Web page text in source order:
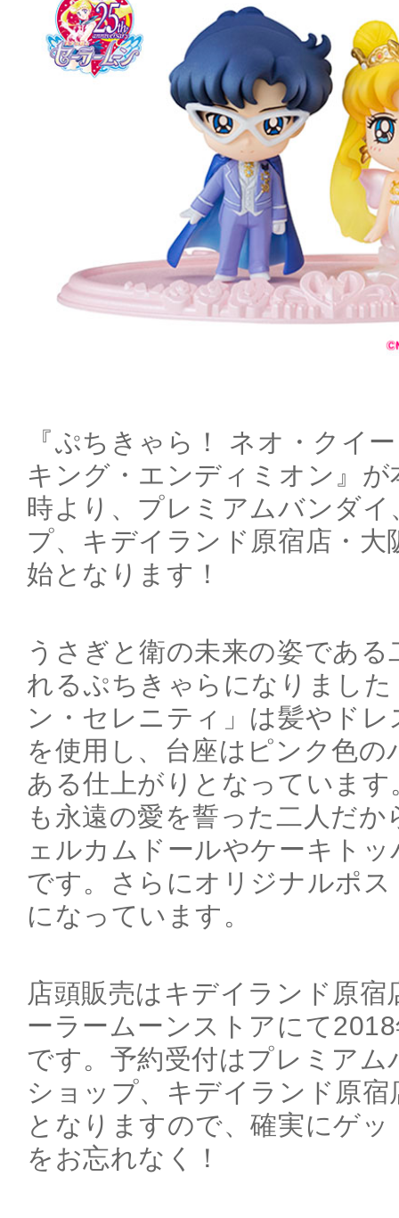
『ぷちきゃら！ ネオ・クイ
キング・エンディミオン』
時より、プレミアムバンダ
プ、キデイランド原宿店・大
始となります！
うさぎと衛の未来の姿であ
れるぷちきゃらになりまし
ン・セレニティ」は髪やド
を使用し、台座はピンク色の
ある仕上がりとなっていま
も永遠の愛を誓った二人だ
ェルカムドールやケーキト
です。さらにオリジナルポ
になっています。
店頭販売はキデイランド原宿
ーラームーンストアにて
です。予約受付はプレミア
ショップ、キデイランド原
となりますので、確実にゲ
をお忘れなく！